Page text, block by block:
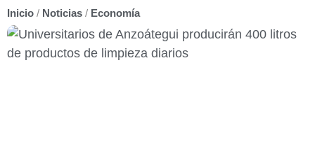
Inicio / Noticias / Economía